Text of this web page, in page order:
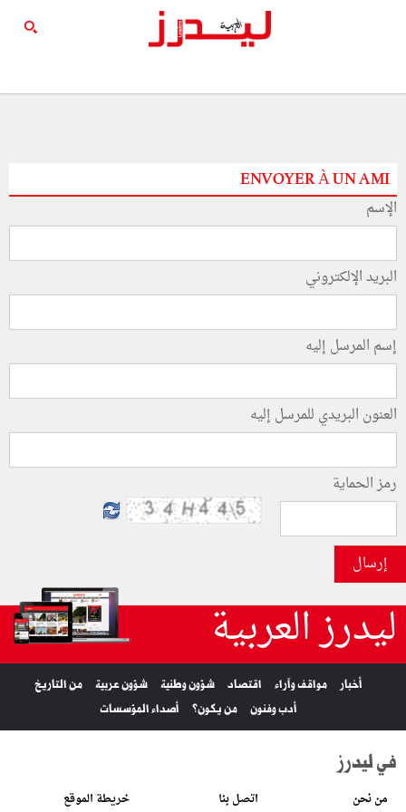
ENVOYER À UN AMI
الإسم
البريد الإلكتروني
إسم المرسل إليه
العنون البريدي للمرسل إليه
رمز الحماية
إرسال
ليدرز العربية
أخبار مواقف وآراء اقتصاد شؤون وطنية شؤون عربية
من التاريخ
أدب وفنون
من يكون؟ أصداء المؤسسات
في ليدرز
من نحن اتصل بنا خريطة الموقع